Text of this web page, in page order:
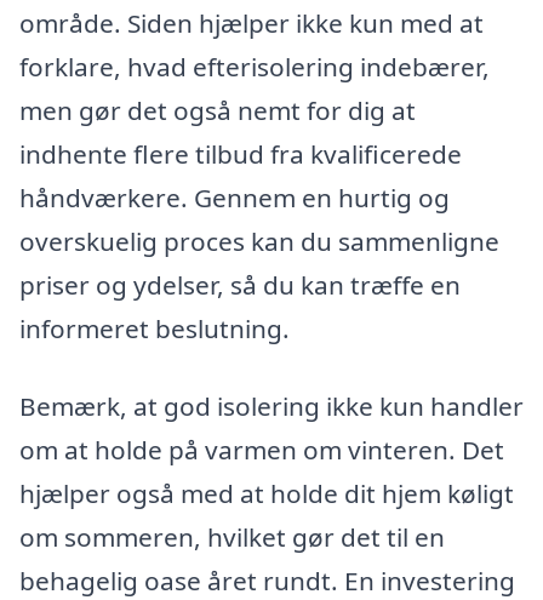
område. Siden hjælper ikke kun med at
forklare, hvad efterisolering indebærer,
men gør det også nemt for dig at
indhente flere tilbud fra kvalificerede
håndværkere. Gennem en hurtig og
overskuelig proces kan du sammenligne
priser og ydelser, så du kan træffe en
informeret beslutning.
Bemærk, at god isolering ikke kun handler
om at holde på varmen om vinteren. Det
hjælper også med at holde dit hjem køligt
om sommeren, hvilket gør det til en
behagelig oase året rundt. En investering